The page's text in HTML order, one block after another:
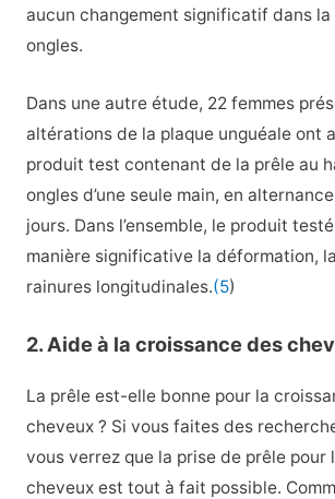
aucun changement significatif dans
ongles.
Dans une autre étude, 22 femmes
altérations de la plaque unguéale ont
produit test contenant de la prêle au
ongles d’une seule main, en
jours. Dans l’ensemble, le produit
manière significative la déformation,
rainures longitudinales.(5)
2. Aide à la croissance des
La prêle est-elle bonne pour la
cheveux ? Si vous faites des
vous verrez que la prise de prêle pour
cheveux est tout à fait possible.